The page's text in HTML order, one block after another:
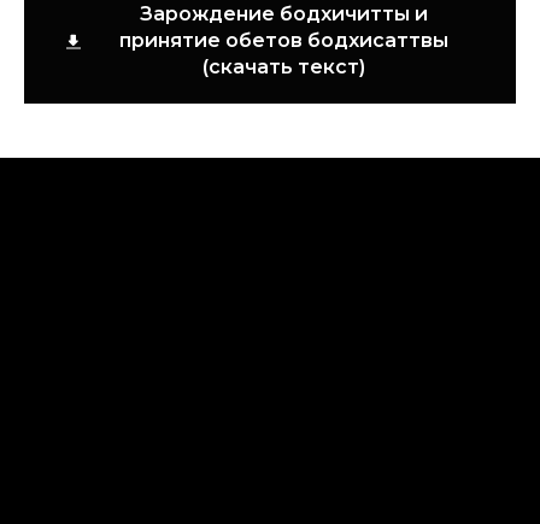
Зарождение бодхичитты и
принятие обетов бодхисаттвы
(скачать текст)